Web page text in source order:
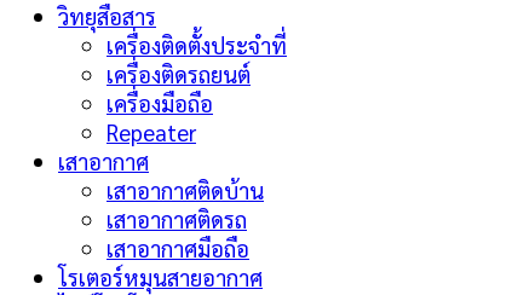
วิทยุสือสาร
เครื่องติดตั้งประจำที่
เครื่องติดรถยนต์
เครื่องมือถือ
Repeater
เสาอากาศ
เสาอากาศติดบ้าน
เสาอากาศติดรถ
เสาอากาศมือถือ
โรเตอร์หมุนสายอากาศ